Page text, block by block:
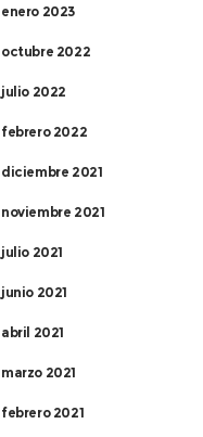
enero 2023
octubre 2022
julio 2022
febrero 2022
diciembre 2021
noviembre 2021
julio 2021
junio 2021
abril 2021
marzo 2021
febrero 2021